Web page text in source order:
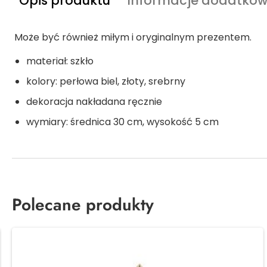
Może być również miłym i oryginalnym prezentem.
materiał: szkło
kolory: perłowa biel, złoty, srebrny
dekoracja nakładana ręcznie
wymiary: średnica 30 cm, wysokość 5 cm
Polecane produkty